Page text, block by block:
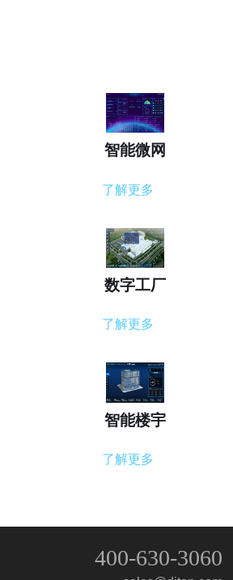
智能微网
了解更多
数字工厂
了解更多
智能楼宇
了解更多
400-630-3060